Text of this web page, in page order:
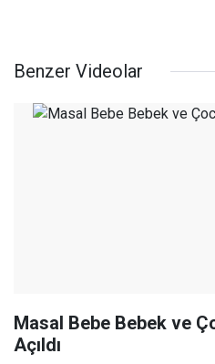
Benzer Videolar
Masal Bebe Bebek ve
Açıldı